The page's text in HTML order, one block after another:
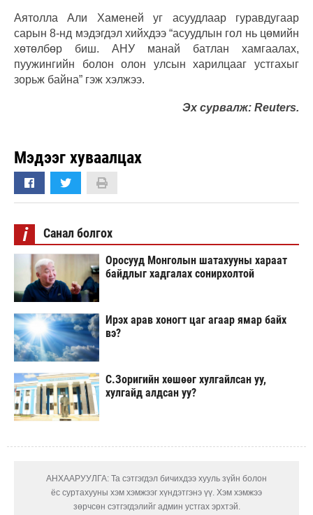
Аятолла Али Хаменей уг асуудлаар гуравдугаар
сарын 8-нд мэдэгдэл хийхдээ “асуудлын гол нь цөмийн
хөтөлбөр биш. АНУ манай батлан хамгаалах,
пуужингийн болон олон улсын харилцааг устгахыг
зорьж байна” гэж хэлжээ.
Эх сурвалж: Reuters.
Мэдээг хуваалцах
i Санал болгох
Оросууд Монголын шатахууны хараат
байдлыг хадгалах сонирхолтой
Ирэх арав хоногт цаг агаар ямар байх
вэ?
С.Зоригийн хөшөөг хулгайлсан уу,
хулгайд алдсан уу?
АНХААРУУЛГА: Та сэтгэгдэл бичихдээ хууль зүйн болон
ёс суртахууны хэм хэмжээг хүндэтгэнэ үү. Хэм хэмжээ
зөрчсөн сэтгэгдэлийг админ устгах эрхтэй.